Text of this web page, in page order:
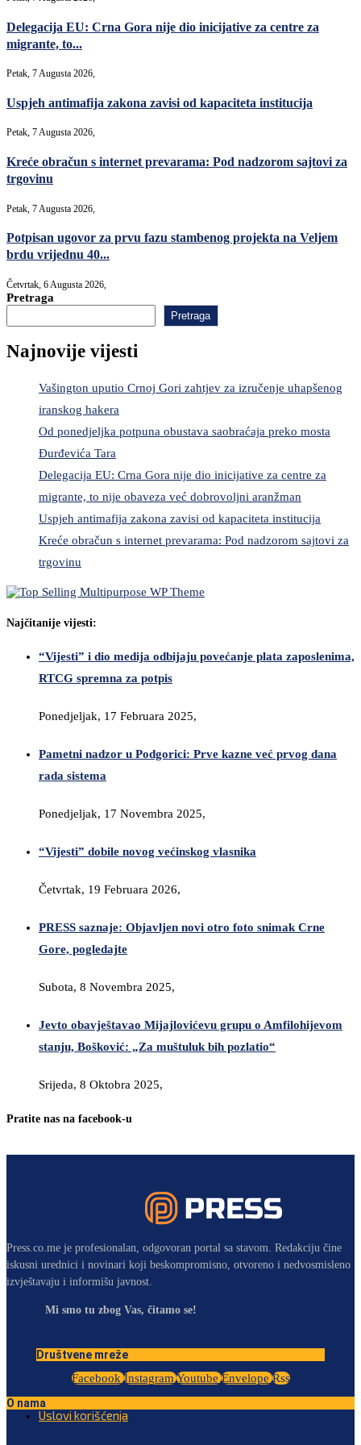
Delegacija EU: Crna Gora nije dio inicijative za centre za
migrante, to...
Petak, 7 Augusta 2026,
Uspjeh antimafija zakona zavisi od kapaciteta institucija
Petak, 7 Augusta 2026,
Kreće obračun s internet prevarama: Pod nadzorom sajtovi za
trgovinu
Petak, 7 Augusta 2026,
Potpisan ugovor za prvu fazu stambenog projekta na Veljem
brdu vrijednu 40...
Četvrtak, 6 Augusta 2026,
Pretraga
Pretraga
Najnovije vijesti
Vašington uputio Crnoj Gori zahtjev za izručenje uhapšenog
iranskog hakera
Od ponedjeljka potpuna obustava saobraćaja preko mosta
Đurđevića Tara
Delegacija EU: Crna Gora nije dio inicijative za centre za
migrante, to nije obaveza već dobrovoljni aranžman
Uspjeh antimafija zakona zavisi od kapaciteta institucija
Kreće obračun s internet prevarama: Pod nadzorom sajtovi za
trgovinu
Najčitanije vijesti:
“Vijesti” i dio medija odbijaju povećanje plata zaposlenima,
RTCG spremna za potpis
Ponedjeljak, 17 Februara 2025,
Pametni nadzor u Podgorici: Prve kazne već prvog dana
rada sistema
Ponedjeljak, 17 Novembra 2025,
“Vijesti” dobile novog većinskog vlasnika
Četvrtak, 19 Februara 2026,
PRESS saznaje: Objavljen novi otro foto snimak Crne
Gore, pogledajte
Subota, 8 Novembra 2025,
Jevto obavještavao Mijajlovićevu grupu o Amfilohijevom
stanju, Bošković: „Za muštuluk bih pozlatio“
Srijeda, 8 Oktobra 2025,
Pratite nas na facebook-u
Press.co.me je profesionalan, odgovoran portal sa stavom. Redakciju čine
iskusni urednici i novinari koji beskompromisno, otvoreno i nedvosmisleno
izvještavaju i informišu javnost.
Mi smo tu zbog Vas, čitamo se!
Društvene mreže
Facebook Instagram Youtube Envelope Rss
O nama
Uslovi korišćenja